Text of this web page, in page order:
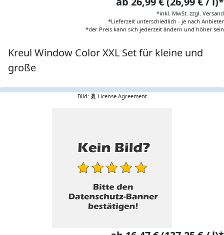
*inkl. MwSt. zzgl. Versand
*Lieferzeit unterschiedlich - je nach Anbieter
*der Preis kann sich jederzeit ändern und höher sein
Kreul Window Color XXL Set für kleine und
große
Bild: License Agreement